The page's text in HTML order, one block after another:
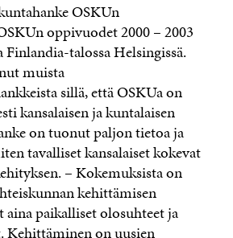
OSKUn
oppivuodet 2000 – 2003
talossa Helsingissä.
muista
sillä, että OSKUa on
kansalaisen ja kuntalaisen
on tuonut paljon tietoa ja
tavalliset kansalaiset kokevat
– Kokemuksista on
kehittämisen
paikalliset olosuhteet ja
Kehittäminen on uusien